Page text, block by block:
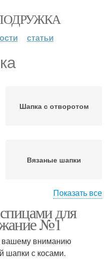
статьи
Шапка с отворотом
Вязаные шапки
Объемная резинка
Показать все
для
№1
вашему вниманию
шапки с косами.